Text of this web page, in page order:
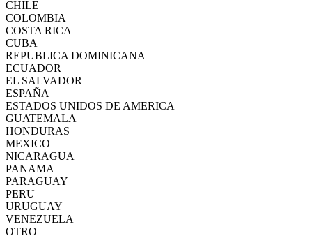
CHILE
COLOMBIA
COSTA RICA
CUBA
REPUBLICA DOMINICANA
ECUADOR
EL SALVADOR
ESPAÑA
ESTADOS UNIDOS DE AMERICA
GUATEMALA
HONDURAS
MEXICO
NICARAGUA
PANAMA
PARAGUAY
PERU
URUGUAY
VENEZUELA
OTRO